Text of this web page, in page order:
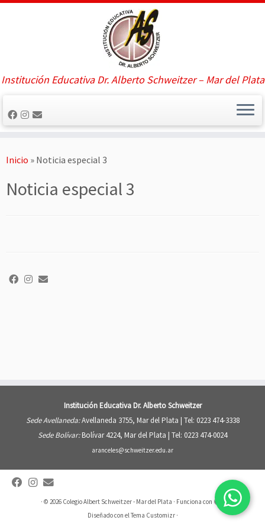
Saltar
Institución Educativa Dr. Alberto Schweitzer – Mar del Plata
Inicio » Noticia especial 3
Noticia especial 3
Institución Educativa Dr. Alberto Schweitzer
Sede Avellaneda:Avellaneda 3755, Mar del Plata | Tel: 0223 474-3338
Sede Bolívar:Bolívar 4224, Mar del Plata | Tel: 0223 474-0024
aranceles@schweitzer.edu.ar
· © 2026 Colegio Albert Schweitzer - Mar del Plata · Funciona con
·
Diseñado con elTema Customizr·